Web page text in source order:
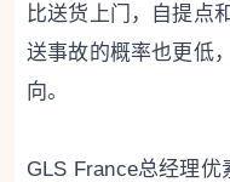
比送货上门，自提点
送事故的概率也更低
向。
GLS France总经理优